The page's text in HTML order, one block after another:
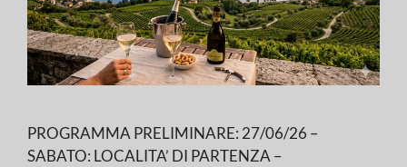
PROGRAMMA PRELIMINARE: 27/06/26 –
SABATO: LOCALITA’ DI PARTENZA –